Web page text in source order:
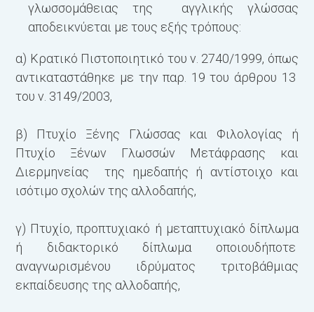
γλωσσομάθειας της αγγλικής γλώσσας
αποδεικνύεται με τους εξής τρόπους:
α) Κρατικό Πιστοποιητικό του ν. 2740/1999, όπως
αντικαταστάθηκε με την παρ. 19 του άρθρου 13
του ν. 3149/2003,
β) Πτυχίο Ξένης Γλώσσας και Φιλολογίας ή
Πτυχίο Ξένων Γλωσσών Μετάφρασης και
Διερμηνείας της ημεδαπής ή αντίστοιχο και
ισότιμο σχολών της αλλοδαπής,
γ) Πτυχίο, προπτυχιακό ή μεταπτυχιακό δίπλωμα
ή διδακτορικό δίπλωμα οποιουδήποτε
αναγνωρισμένου ιδρύματος τριτοβάθμιας
εκπαίδευσης της αλλοδαπής,